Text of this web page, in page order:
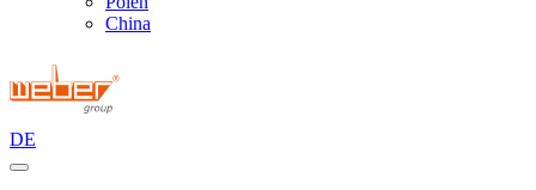
China
DE